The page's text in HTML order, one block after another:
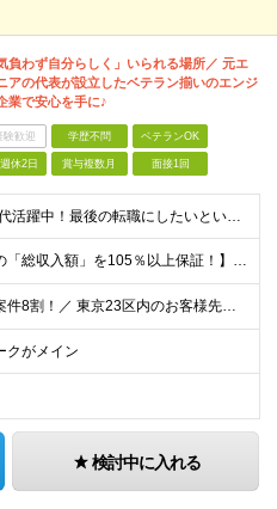
負わず自分らしく」いられる場所／ 元エ
アの代表が設立したベテラン揃いのエンジ
業で安心を手に♪
験歓迎 学歴不問 ベテランOK
休2日 賞与複数月 面接1回
【40代・50代活躍中！最後の転職にしたいという方も大歓迎です◎】 ●学歴不問 ●インフラ（サーバ・ネットワーク）または開発の経験がある方 ＼こんな方を待っています／ ★「今の職場では正当に評価され
【前職給与の「総収入額」を105％以上保証！】 ■賞与年2回＋業績賞与 ■年収900万円・1000万円以上も可能 ■全社員が前職より105％～140％の給与UPを実現 月給35万円〜120万円＋賞与
＼リモート案件8割！／ 東京23区内のお客様先にて勤務していただきます。 本社所在地：神奈川県横浜市瀬谷区本郷3-1-17 第2斉藤ビル2F (変更の範囲)上記を除く当社関連勤務地
クがメイン
検討中に入れる